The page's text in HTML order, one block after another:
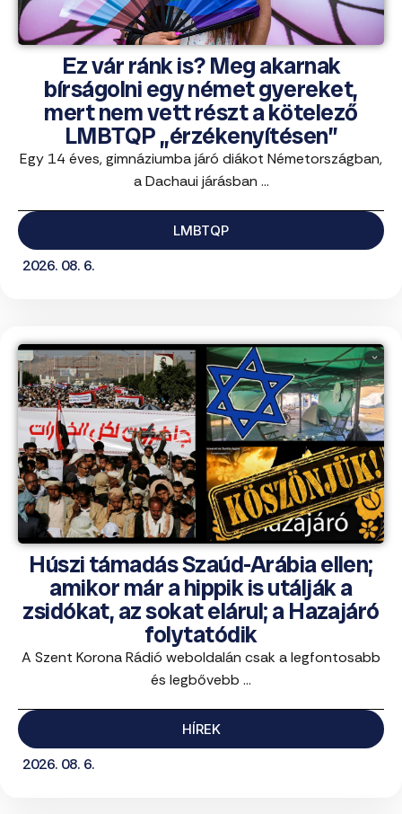
Ez vár ránk is? Meg akarnak
bírságolni egy német gyereket,
mert nem vett részt a kötelező
LMBTQP „érzékenyítésen”
Egy 14 éves, gimnáziumba járó diákot Németországban,
a Dachaui járásban ...
LMBTQP
2026. 08. 6.
Húszi támadás Szaúd-Arábia ellen;
amikor már a hippik is utálják a
zsidókat, az sokat elárul; a Hazajáró
folytatódik
A Szent Korona Rádió weboldalán csak a legfontosabb
és legbővebb ...
HÍREK
2026. 08. 6.